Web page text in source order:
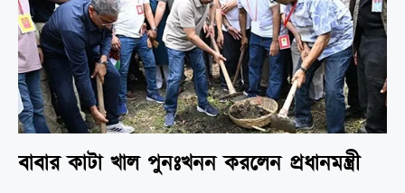
বাবার কাটা খাল পুনঃখনন করলেন প্রধানমন্ত্রী